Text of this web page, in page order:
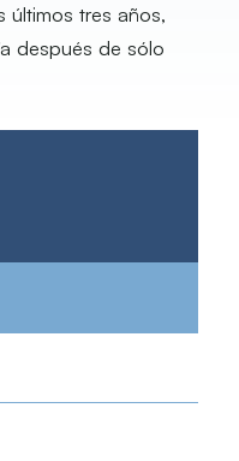
últimos tres años,
después de sólo